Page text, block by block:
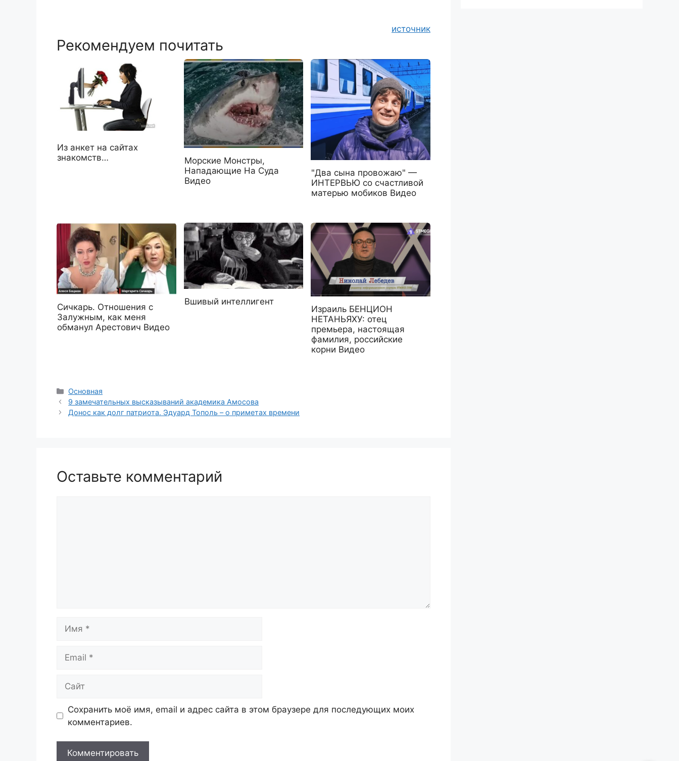
источник
Рекомендуем почитать
Из анкет на сайтах
знакомств…
Морские Монстры,
Нападающие На Суда
Видео
"Два сына провожаю" —
ИНТЕРВЬЮ со счастливой
матерью мобиков Видео
Сичкарь. Отношения с
Залужным, как меня
обманул Арестович Видео
Вшивый интеллигент
Израиль БЕНЦИОН
НЕТАНЬЯХУ: отец
премьера, настоящая
фамилия, российские
корни Видео
Рубрики
Основная
9 замечательных высказываний академика Амосова
Донос как долг патриота. Эдуард Тополь – о приметах времени
Оставьте комментарий
Сохранить моё имя, email и адрес сайта в этом браузере для последующих моих
комментариев.